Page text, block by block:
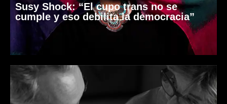
Susy Shock: “El cupo trans no se
cumple y eso debilita la democracia”